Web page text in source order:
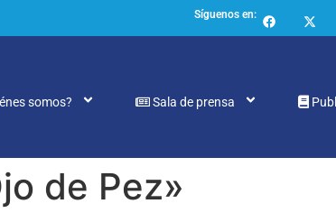
Síguenos en:
somos? Sala de prensa
de Pez»